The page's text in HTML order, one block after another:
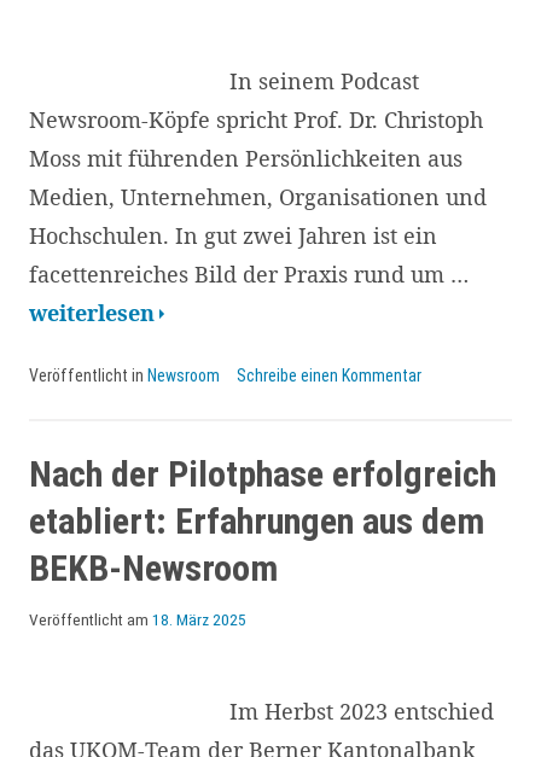
In seinem Podcast
Newsroom-Köpfe spricht Prof. Dr. Christoph
Moss mit führenden Persönlichkeiten aus
Medien, Unternehmen, Organisationen und
Hochschulen. In gut zwei Jahren ist ein
facettenreiches Bild der Praxis rund um …
Newsroom-
#40
Marie-
Christine
Schindler:
Vier
Handlungsfelder
weiterlesen
Veröffentlicht in Newsroom Schreibe einen Kommentar
Nach der Pilotphase erfolgreich
etabliert: Erfahrungen aus dem
BEKB-Newsroom
Veröffentlicht am 18. März 2025
Im Herbst 2023 entschied
das UKOM-Team der Berner Kantonalbank